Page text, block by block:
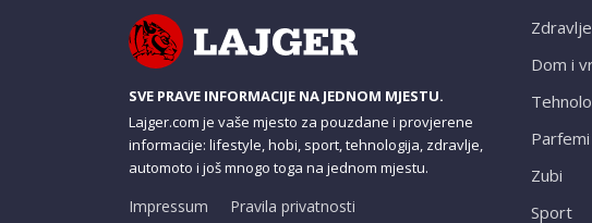
SVE PRAVE INFORMACIJE NA JEDNOM MJESTU.
Lajger.com je vaše mjesto za pouzdane i provjerene
informacije: lifestyle, hobi, sport, tehnologija, zdravlje,
automoto i još mnogo toga na jednom mjestu.
Impressum Pravila privatnosti
Zdravlje
Dom i
Parfemi
Zubi
Sport